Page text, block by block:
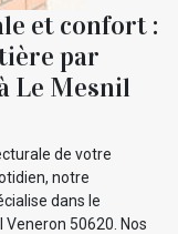
et confort :
par
Le Mesnil
de votre
notre
dans le
50620. Nos